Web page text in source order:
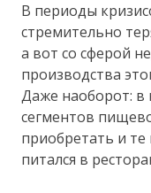
В периоды
стремительно
а вот со сферой
производства
Даже наоборот: в
сегментов
приобретать и
питался в